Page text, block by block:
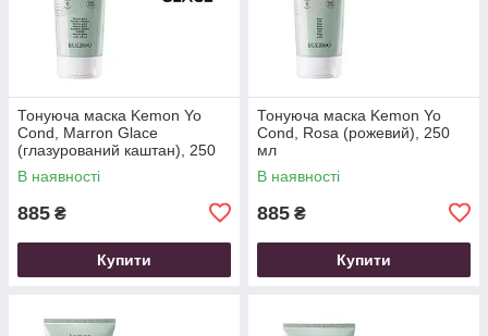
Тонуюча маска Kemon Yo
Cond, Marron Glace
(глазурований каштан), 250
мл
В наявності
885 ₴
Купити
Тонуюча маска Kemon Yo
Cond, Rosa (рожевий), 250
мл
В наявності
885 ₴
Купити